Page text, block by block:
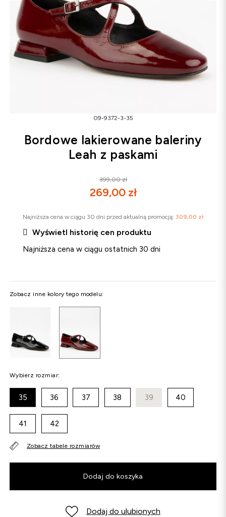
09-9372-3-35
Bordowe lakierowane baleriny
Leah z paskami
399,00 zł
269,00 zł
Najniższa cena w ciągu 30 dni przed aktualną promocją: 309,00 zł
 Wyświetl historię cen produktu
Najniższa cena w ciągu ostatnich 30 dni
Zobacz inne kolory tego modelu:
Wybierz rozmiar:
35 36 37 38 39 40
41 42
Zobacz tabele rozmiarów
Dodaj do koszyka
Dodaj do ulubionych
Śniegowce
Sandały
Klapki
Śniegowce